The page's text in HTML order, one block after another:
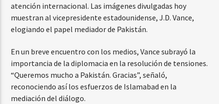
atención internacional. Las imágenes divulgadas hoy
muestran al vicepresidente estadounidense, J.D. Vance,
elogiando el papel mediador de Pakistán.
En un breve encuentro con los medios, Vance subrayó la
importancia de la diplomacia en la resolución de tensiones.
“Queremos mucho a Pakistán. Gracias”, señaló,
reconociendo así los esfuerzos de Islamabad en la
mediación del diálogo.